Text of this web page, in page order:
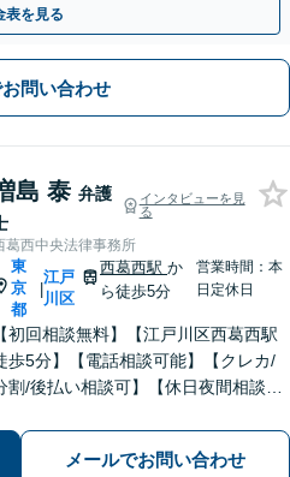
表を見る
問い合わせ
島 泰 弁護
インタビューを見
る
葛西中央法律事務所
東
京
都
|
江戸
川区
西葛西駅か
ら徒歩5分
営業時間：本
日定休日
【初回相談無料】【江戸川区西葛西駅
歩5分】【電話相談可能】【クレカ/
割/後払い相談可】【休日夜間相談可
の方はお気軽にご相談ください。実績
と経験が豊富な弁護士が、フットワー
メールでお問い合わせ